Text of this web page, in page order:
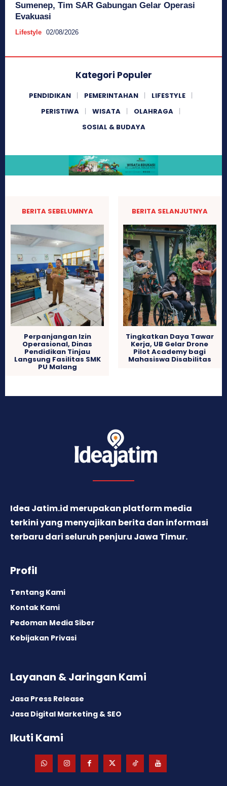
Sumenep, Tim SAR Gabungan Gelar Operasi
Evakuasi
Lifestyle 02/08/2026
Kategori Populer
PENDIDIKAN PEMERINTAHAN
LIFESTYLE
PERISTIWA
WISATA
OLAHRAGA
SOSIAL & BUDAYA
BERITA SEBELUMNYA
Perpanjangan Izin
Operasional, Dinas
Pendidikan Tinjau
Langsung Fasilitas SMK
PU Malang
BERITA SELANJUTNYA
Tingkatkan Daya Tawar
Kerja, UB Gelar Drone
Pilot Academy bagi
Mahasiswa Disabilitas
Idea Jatim.id merupakan platform media
terkini yang menyajikan berita dan informasi
terbaru dari seluruh penjuru Jawa Timur.
Profil
Tentang Kami
Kontak Kami
Pedoman Media Siber
Kebijakan Privasi
Layanan & Jaringan Kami
Jasa Press Release
Jasa Digital Marketing & SEO
Ikuti Kami